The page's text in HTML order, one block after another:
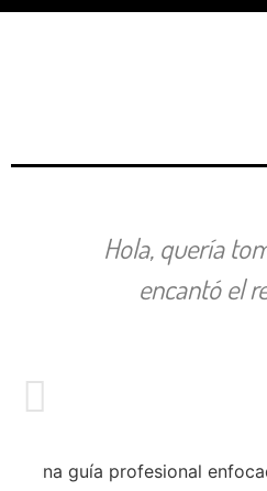
Hola, quería
encantó el